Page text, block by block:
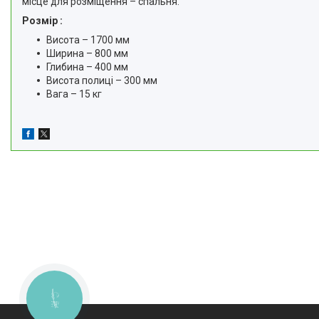
Розмір :
Висота – 1700 мм
Ширина – 800 мм
Глибина – 400 мм
Висота полиці – 300 мм
Вага – 15 кг
КНОПКА
ЗВ'ЯЗКУ